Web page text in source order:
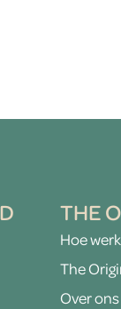
THE
Hoe
The
Over ons